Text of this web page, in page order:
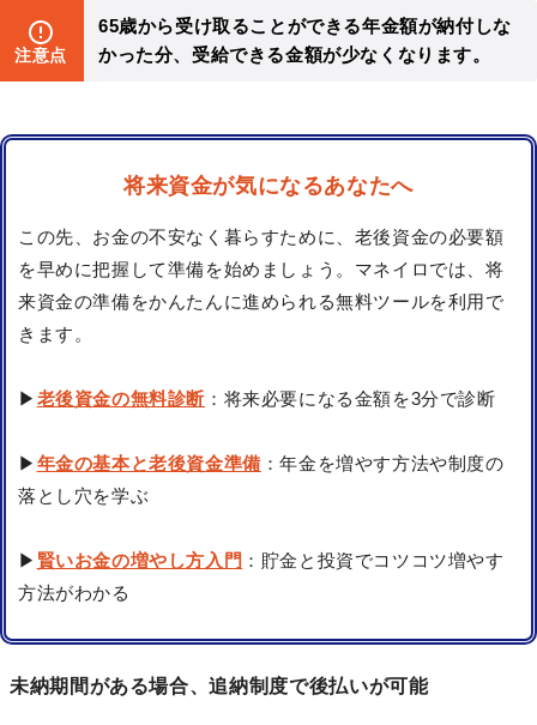
注意点
65歳から受け取ることができる年金額が納付しな
かった分、受給できる金額が少なくなります。
将来資金が気になるあなたへ
この先、お金の不安なく暮らすために、老後資金の必要額
を早めに把握して準備を始めましょう。マネイロでは、将
来資金の準備をかんたんに進められる無料ツールを利用で
きます。
▶ 老後資金の無料診断 ：将来必要になる金額を3分で診断
▶ 年金の基本と老後資金準備 ：年金を増やす方法や制度の
落とし穴を学ぶ
▶ 賢いお金の増やし方入門 ：貯金と投資でコツコツ増やす
方法がわかる
未納期間がある場合、追納制度で後払いが可能